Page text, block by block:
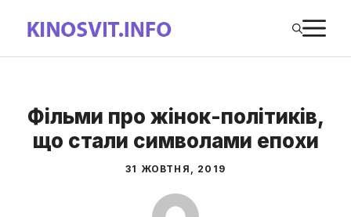
вмісту
Фільми про жінок-політиків,
що стали символами епохи
31 ЖОВТНЯ, 2019